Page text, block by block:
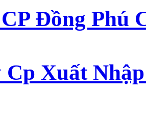
Đồng Phú
Cp Xuất